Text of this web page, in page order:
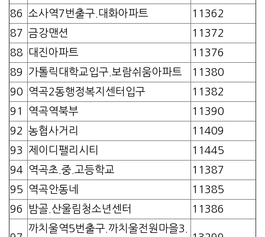
86
소사역7번출구.대화아파트
11362
87 금강맨션
11372
88
대진아파트
11376
89
가톨릭대학교입구.보람쉬움아파트
11380
90
역곡2동행정복지센터입구
11382
91
역곡역북부
11390
92
농협사거리
11409
93
제이디팰리시티
11445
94 역곡초.중.고등학교
11387
95
역곡안동네
11385
96
밤골.산울림청소년센터 11386
까치울역5번출구.까치울전원마을3.